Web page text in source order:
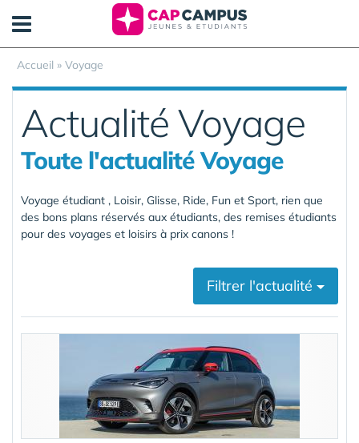
Accueil » Voyage
Actualité Voyage
Toute l'actualité Voyage
Voyage étudiant , Loisir, Glisse, Ride, Fun et Sport, rien que
des bons plans réservés aux étudiants, des remises étudiants
pour des voyages et loisirs à prix canons !
Filtrer l'actualité
Panneau de gestion des cookies